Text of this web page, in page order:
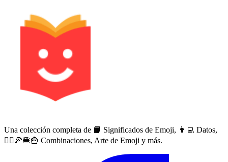
Una colección completa de 📙 Significados de Emoji, 👨‍💻 Datos,
🙅‍♀️🍕🍔🍟 Combinaciones, Arte de Emoji y más.